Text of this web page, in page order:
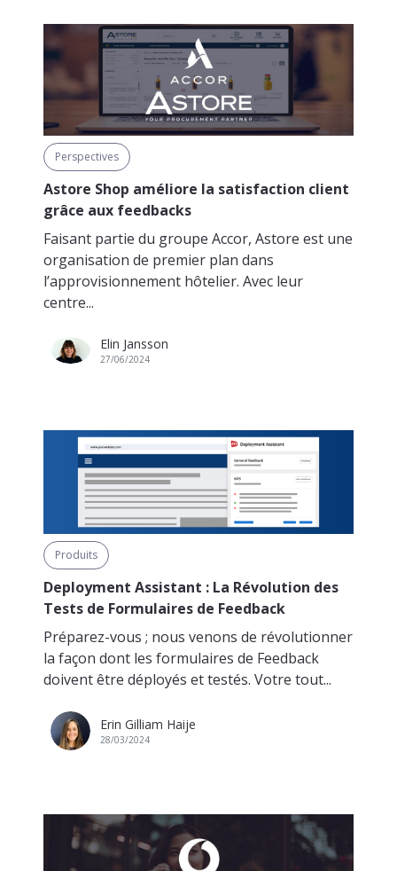
Perspectives
Astore Shop améliore la satisfaction client
grâce aux feedbacks
Faisant partie du groupe Accor, Astore est une
organisation de premier plan dans
l’approvisionnement hôtelier. Avec leur
centre...
Elin Jansson
27/06/2024
Produits
Deployment Assistant : La Révolution des
Tests de Formulaires de Feedback
Préparez-vous ; nous venons de révolutionner
la façon dont les formulaires de Feedback
doivent être déployés et testés. Votre tout...
Erin Gilliam Haije
28/03/2024